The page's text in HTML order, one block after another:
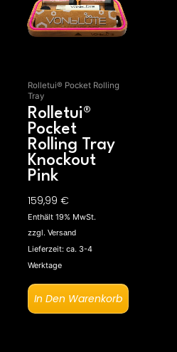
Rolletui® Pocket Rolling
Tray
Rolletui®
Pocket
Rolling Tray
Knockout
Pink
159,99 €
Enthält 19% MwSt.
zzgl. Versand
Lieferzeit: ca. 3-4
Werktage
In Den Warenkorb